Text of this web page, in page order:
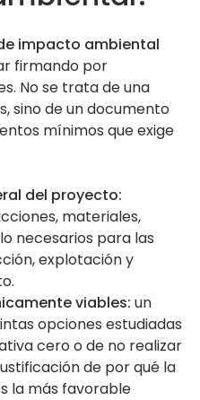
impacto ambiental
firmando por
No se trata de una
sino de un documento
mínimos que exige
del proyecto:
materiales,
necesarios para las
explotación y
viables: un
opciones estudiadas
cero o de no realizar
de por qué la
la más favorable